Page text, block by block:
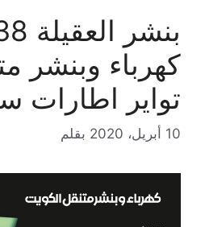
كهرباء وبنشر
تواير اطارات
10 أبريل، 2020 بقلم